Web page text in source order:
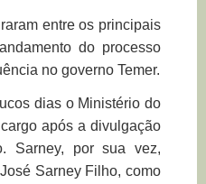
entre os principais
do processo
no governo Temer.
dias o Ministério do
após a divulgação
Sarney, por sua vez,
Sarney Filho, como